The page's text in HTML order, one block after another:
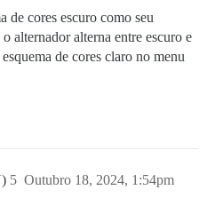
de cores escuro como seu
alternador alterna entre escuro e
de cores claro no menu
Outubro 18, 2024, 1:54pm
5